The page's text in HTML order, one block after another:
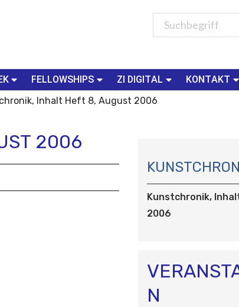
FELLOWSHIPS ZI DIGITAL
KONTAKT
Inhalt Heft 8, August 2006
2006
A
V
I
G
A
O
N
Kunstchronik,
2006
N